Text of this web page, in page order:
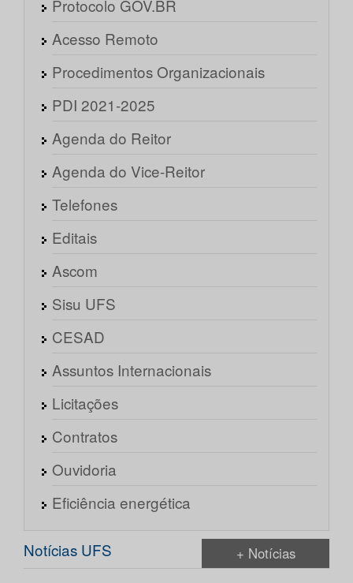
Protocolo GOV.BR
Acesso Remoto
Procedimentos Organizacionais
PDI 2021-2025
Agenda do Reitor
Agenda do Vice-Reitor
Telefones
Editais
Ascom
Sisu UFS
CESAD
Assuntos Internacionais
Licitações
Contratos
Ouvidoria
Eficiência energética
Notícias UFS + Notícias